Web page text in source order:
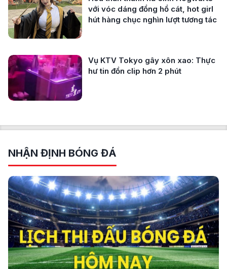
với vóc dáng đồng hồ cát, hot girl
hút hàng chục nghìn lượt tương tác
Vụ KTV Tokyo gây xôn xao: Thực
hư tin đồn clip hơn 2 phút
NHẬN ĐỊNH BÓNG ĐÁ